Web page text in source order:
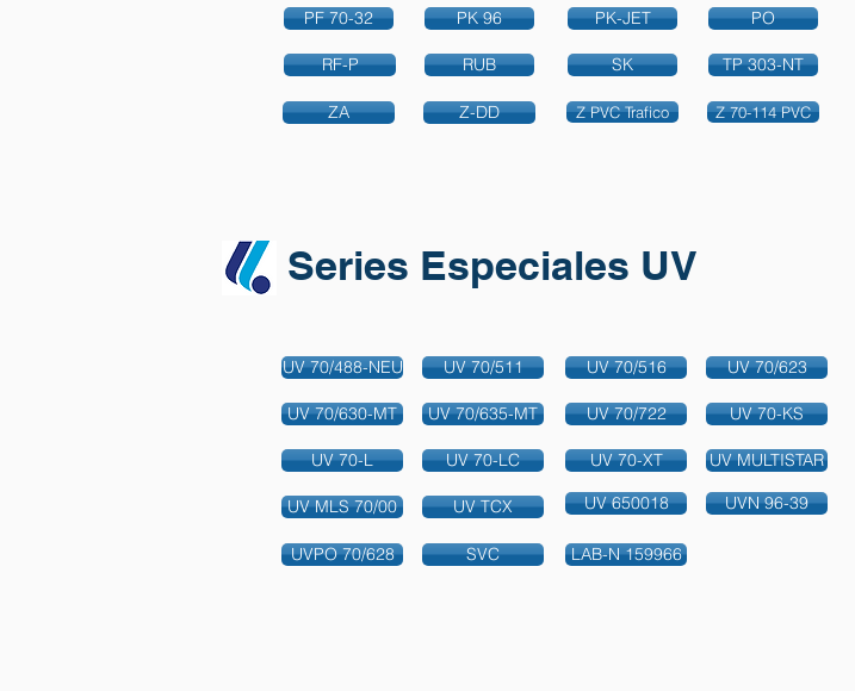
PF 70-32
RF-P
ZA
PK 96
RUB
Z-DD
PK-JET
SK
Z PVC Trafico
PO
TP 303-NT
Z 70-114 PVC
Series Especiales UV
UV 70/488-NEU
UV 70/630-MT
UV 70-L
UV MLS 70/00
UVPO 70/628
UV 70/511
UV 70/635-MT
UV 70-LC
UV TCX
SVC
UV 70/516
UV 70/722
UV 70-XT
UV 650018
UV 70/623
UV 70-KS
UV MULTISTAR
UVN 96-39
LAB-N 159966